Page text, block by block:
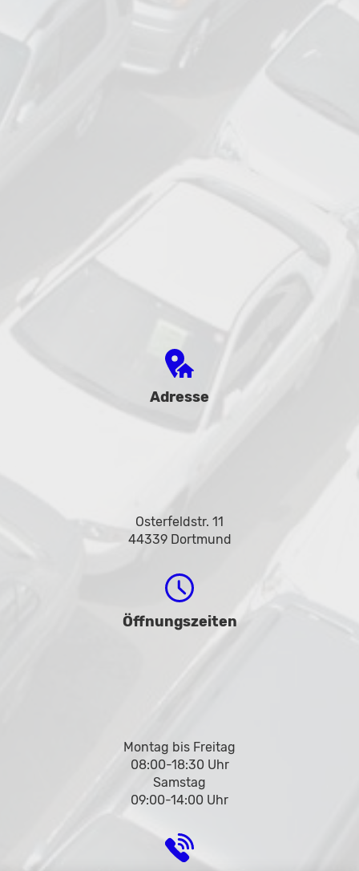
Adresse
Osterfeldstr. 11
44339 Dortmund
Öffnungszeiten
Montag bis Freitag
08:00-18:30 Uhr
Samstag
09:00-14:00 Uhr